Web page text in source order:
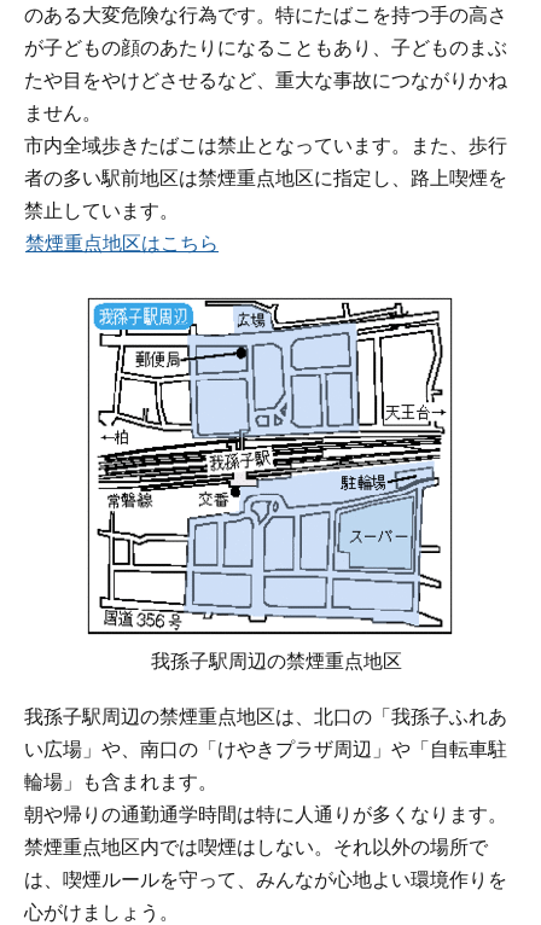
のある大変危険な行為です。特にたばこを持つ手の高さ
が子どもの顔のあたりになることもあり、子どものまぶ
たや目をやけどさせるなど、重大な事故につながりかね
ません。
市内全域歩きたばこは禁止となっています。また、歩行
者の多い駅前地区は禁煙重点地区に指定し、路上喫煙を
禁止しています。
禁煙重点地区はこちら
我孫子駅周辺の禁煙重点地区
我孫子駅周辺の禁煙重点地区は、北口の「我孫子ふれあ
い広場」や、南口の「けやきプラザ周辺」や「自転車駐
輪場」も含まれます。
朝や帰りの通勤通学時間は特に人通りが多くなります。
禁煙重点地区内では喫煙はしない。それ以外の場所で
は、喫煙ルールを守って、みんなが心地よい環境作りを
心がけましょう。